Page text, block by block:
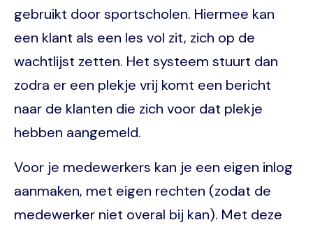
gebruikt door sportscholen. Hiermee kan
een klant als een les vol zit, zich op de
wachtlijst zetten. Het systeem stuurt dan
zodra er een plekje vrij komt een bericht
naar de klanten die zich voor dat plekje
hebben aangemeld.
Voor je medewerkers kan je een eigen inlog
aanmaken, met eigen rechten (zodat de
medewerker niet overal bij kan). Met deze